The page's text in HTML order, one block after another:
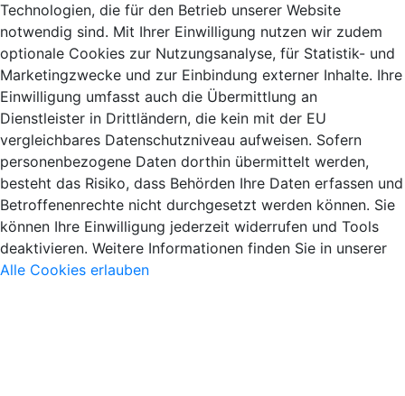
Technologien, die für den Betrieb unserer Website
notwendig sind. Mit Ihrer Einwilligung nutzen wir zudem
optionale Cookies zur Nutzungsanalyse, für Statistik- und
Marketingzwecke und zur Einbindung externer Inhalte. Ihre
Einwilligung umfasst auch die Übermittlung an
Dienstleister in Drittländern, die kein mit der EU
vergleichbares Datenschutzniveau aufweisen. Sofern
personenbezogene Daten dorthin übermittelt werden,
besteht das Risiko, dass Behörden Ihre Daten erfassen und
Betroffenenrechte nicht durchgesetzt werden können. Sie
können Ihre Einwilligung jederzeit widerrufen und Tools
deaktivieren. Weitere Informationen finden Sie in unserer
Alle Cookies erlauben